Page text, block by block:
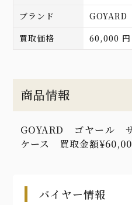
ブランド
GOYARD
買取価格
60,000 円
商品情報
GOYARD ゴヤール
ケース 買取金額
バイヤー情報